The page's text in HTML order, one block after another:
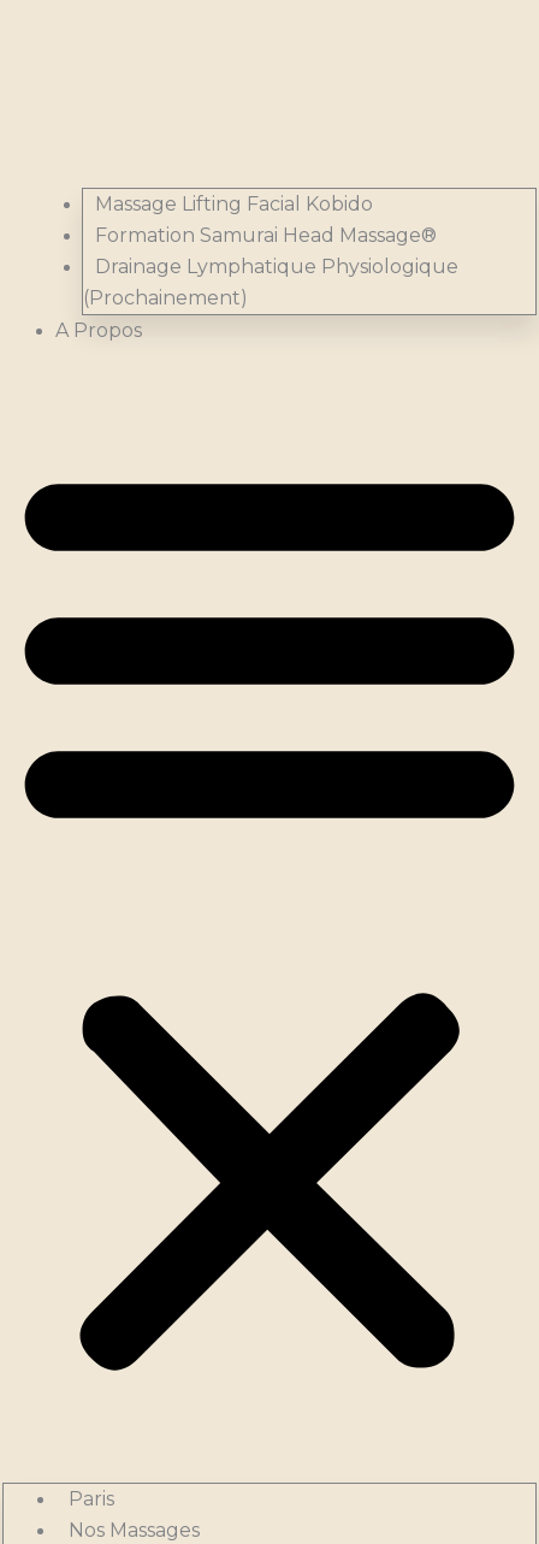
Massage Lifting Facial Kobido
Formation Samurai Head Massage®
Drainage Lymphatique Physiologique
(Prochainement)
A Propos
Paris
Nos Massages